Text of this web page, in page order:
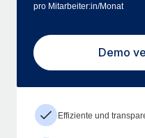
pro Mitarbeiter:in/Monat
Demo
Effiziente und